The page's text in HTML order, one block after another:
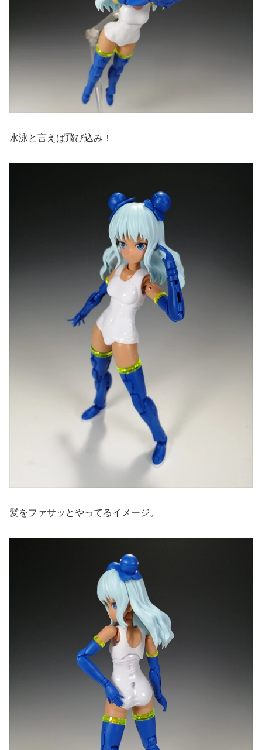
水泳と言えば飛び込み！
髪をファサッとやってるイメージ。